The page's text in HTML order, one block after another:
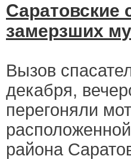
Саратовские
замерзших
Вызов
декабря,
перегоняли
района